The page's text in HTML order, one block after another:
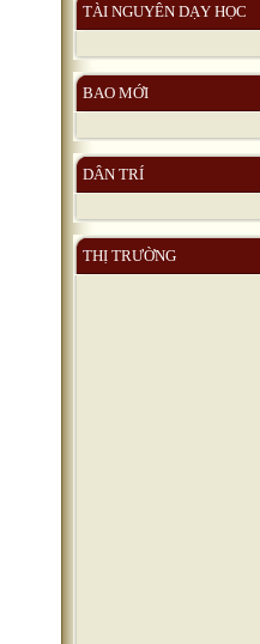
TÀI NGUYÊN DẠY HỌC
BAO MỚI
DÂN TRÍ
THỊ TRƯỜNG